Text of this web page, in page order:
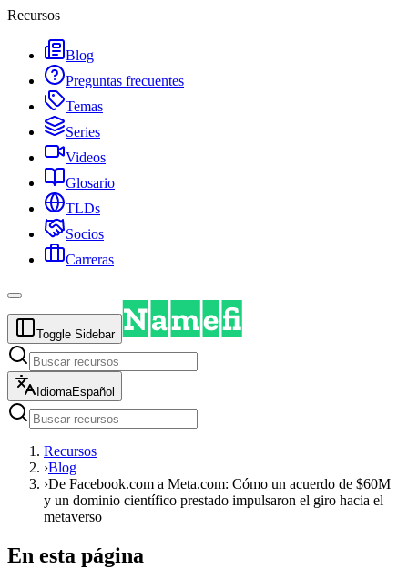
Recursos
Blog
Preguntas frecuentes
Temas
Series
Videos
Glosario
TLDs
Socios
Carreras
Toggle Sidebar
IdiomaEspañol
Recursos
›Blog
›De Facebook.com a Meta.com: Cómo un acuerdo de $60M
y un dominio científico prestado impulsaron el giro hacia el
metaverso
En esta página